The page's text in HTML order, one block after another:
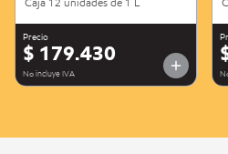
Precio
$ 179.430
No incluye IVA